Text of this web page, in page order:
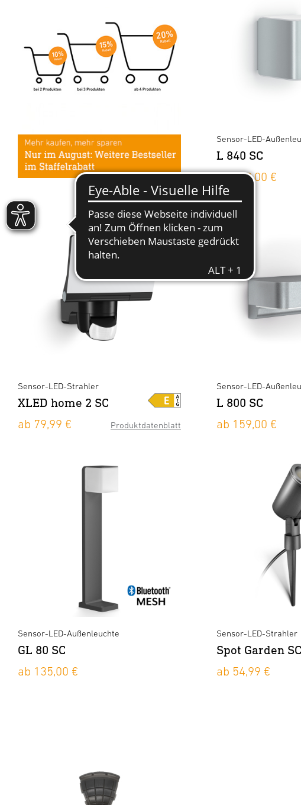
Sensor-LED-
L 840 SC
ab 109,00 €
Produktdatenblatt
Sensor-LED-Strahler
XLED home 2 SC
ab 79,99 €
Sensor-LED-
L 800 SC
ab 159,00 €
Sensor-LED-Außenleuchte
GL 80 SC
ab 135,00 €
Sensor-LED-Strahler
Spot Garden SC
ab 54,99 €